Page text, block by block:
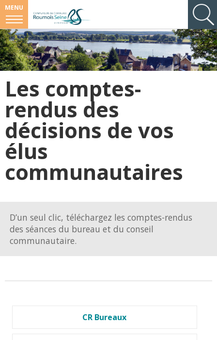
MENU
Les comptes-
rendus des
décisions de vos
élus
communautaires
D’un seul clic, téléchargez les comptes-rendus
des séances du bureau et du conseil
communautaire.
CR Bureaux